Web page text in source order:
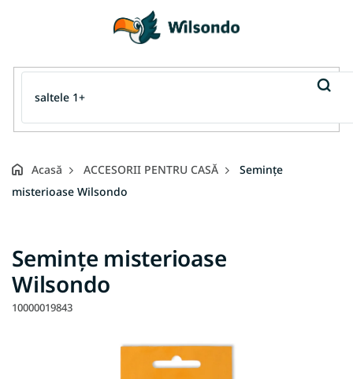
Acasă ACCESORII PENTRU CASĂ
Semințe
misterioase Wilsondo
Semințe misterioase
Wilsondo
10000019843